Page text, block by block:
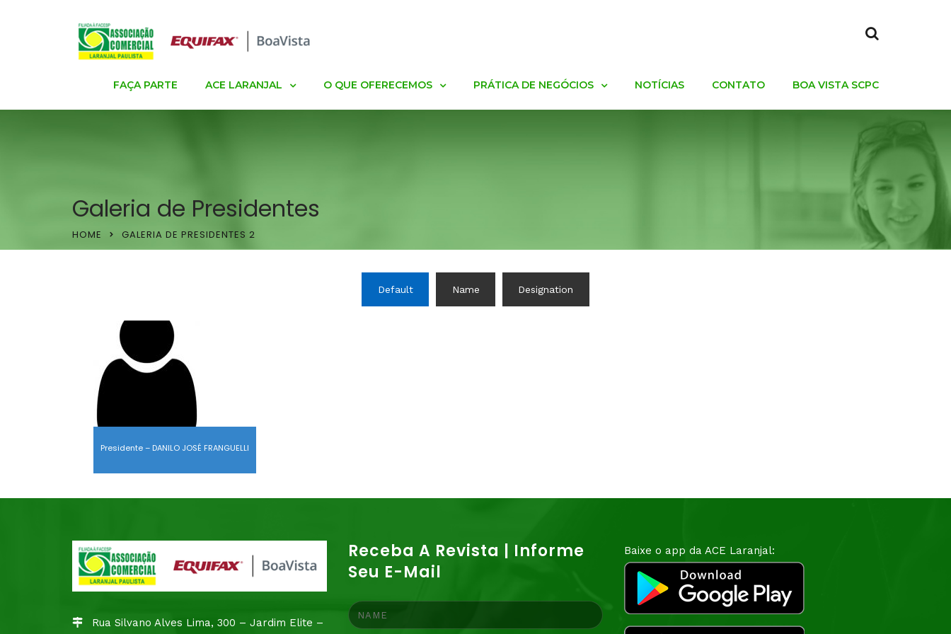
FAÇA PARTE ACE LARANJAL O QUE OFERECEMOS PRÁTICA DE NEGÓCIOS NOTÍCIAS CONTATO BOA VISTA SCPC
Galeria de Presidentes
HOME GALERIA DE PRESIDENTES 2
Default Name Designation
Presidente – DANILO JOSÉ FRANGUELLI
Rua Silvano Alves Lima, 300 – Jardim Elite –
Receba A Revista | Informe
Seu E-Mail
Baixe o app da ACE Laranjal: